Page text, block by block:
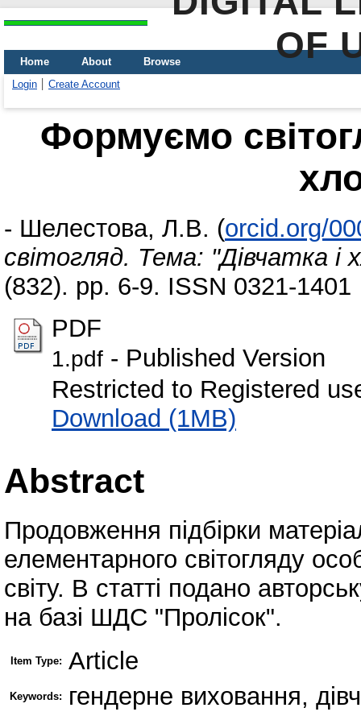
OF
Home About
Browse
Login
Create Account
Формуємо
- Шелестова, Л.В. (orcid.org/
світогляд. Тема: "Дівчатка і
(832). pp. 6-9. ISSN 0321-1401
PDF
1.pdf - Published Version
Restricted to Registered
Download (1MB)
Abstract
Продовження підбірки
елементарного світогляду
світу. В статті подано
на базі ШДС "Пролісок".
Item Type: Article
Keywords: гендерне виховання,